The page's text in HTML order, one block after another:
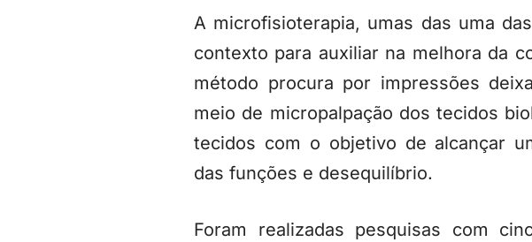
A microfisioterapia, umas das uma
contexto para auxiliar na melhora da
método procura por impressões
meio de micropalpação dos tecidos
tecidos com o objetivo de alcançar
das funções e desequilíbrio.
Foram realizadas pesquisas com